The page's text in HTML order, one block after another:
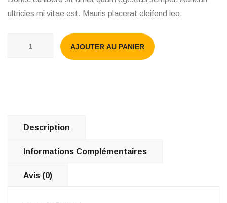
ultricies mi vitae est. Mauris placerat eleifend leo.
AJOUTER AU PANIER
Description
Informations Complémentaires
Avis (0)